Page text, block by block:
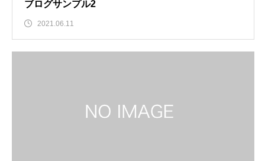
ブログサンプル2
2021.06.11